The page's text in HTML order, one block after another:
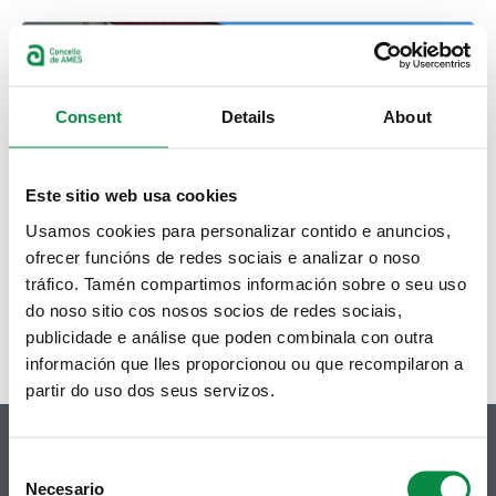
Consent Details About
Este sitio web usa cookies
Usamos cookies para personalizar contido e anuncios,
ofrecer funcións de redes sociais e analizar o noso
tráfico. Tamén compartimos información sobre o seu uso
do noso sitio cos nosos socios de redes sociais,
publicidade e análise que poden combinala con outra
información que lles proporcionou ou que recompilaron a
partir do uso dos seus servizos.
Selection
Necesario